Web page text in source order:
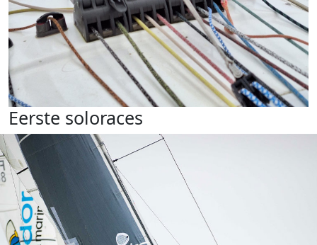
Eerste soloraces